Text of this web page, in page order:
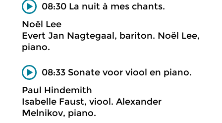
08:30 La nuit à mes chants.
Noël Lee
Evert Jan Nagtegaal, bariton. Noël Lee,
piano.
08:33 Sonate voor viool en piano.
Paul Hindemith
Isabelle Faust, viool. Alexander
Melnikov, piano.